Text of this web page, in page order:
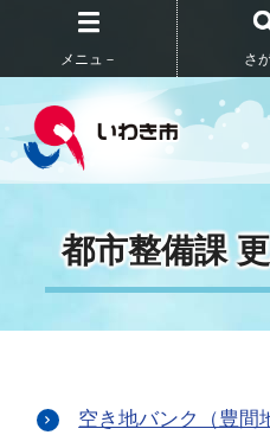
メニュ－ さ
都市整備課
空き地バンク（豊間